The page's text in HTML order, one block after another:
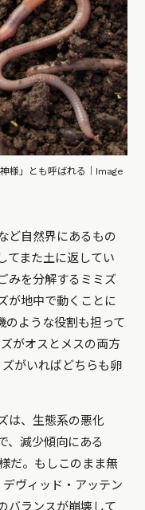
様」とも呼ばれる｜Image
ど自然界にあるもの
てまた土に返してい
みを分解するミミズ
が地中で動くことに
のような役割も担って
がオスとメスの両方
がいればどちらも卵
は、生態系の悪化
、減少傾向にある
だ。もしこのまま無
ヴィッド・アッテン
バランスが崩壊して